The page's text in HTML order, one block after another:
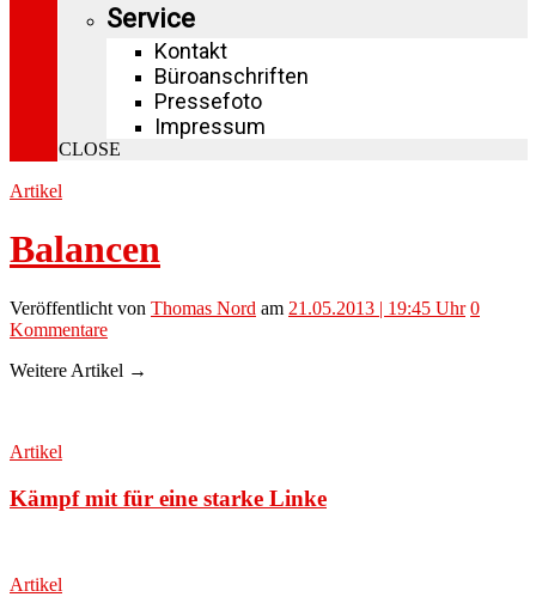
Service
Kontakt
Büroanschriften
Pressefoto
Impressum
CLOSE
Artikel
Balancen
Veröffentlicht von Thomas Nord am 21.05.2013 | 19:45 Uhr 0
Kommentare
Weitere Artikel →
Artikel
Kämpf mit für eine starke Linke
Artikel